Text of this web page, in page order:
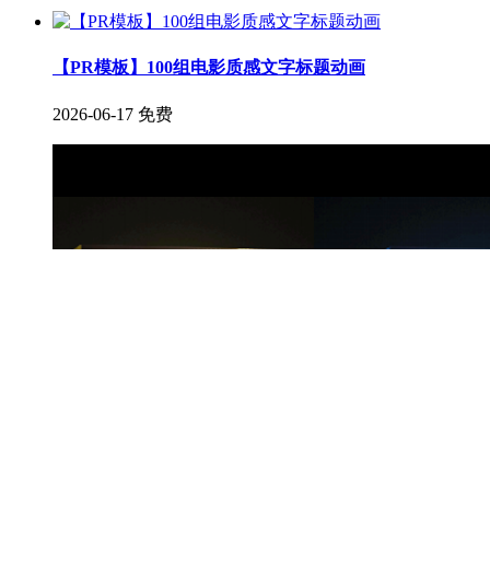
【PR模板】100组电影质感文字标题动画
2026-06-17 免费